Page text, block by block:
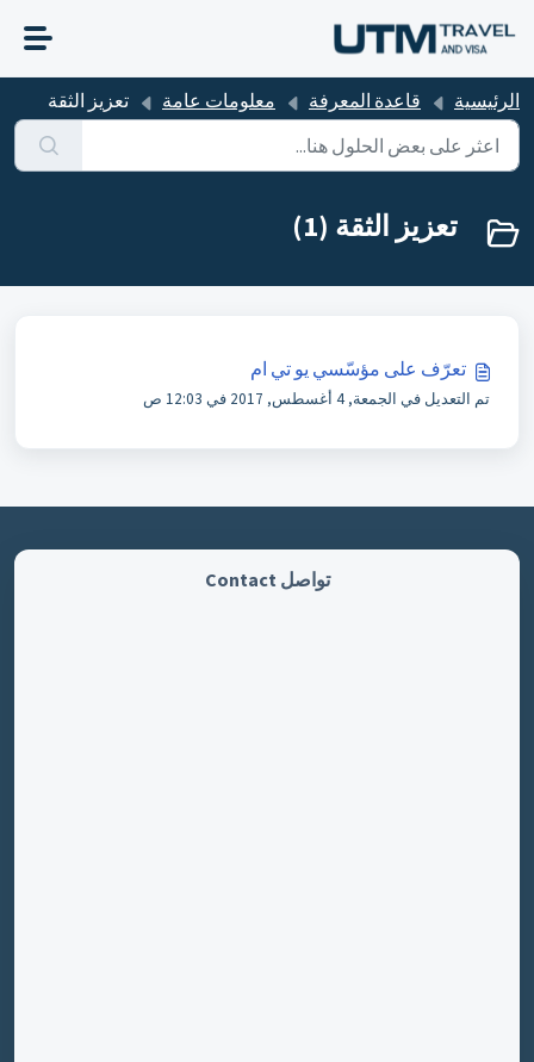
الرئيسية قاعدة المعرفة معلومات عامة تعزيز الثقة
تعزيز الثقة (1)
تعرّف على مؤسّسي يو تي ام
تم التعديل في الجمعة, 4 أغسطس, 2017 في 12:03 ص
تواصل Contact